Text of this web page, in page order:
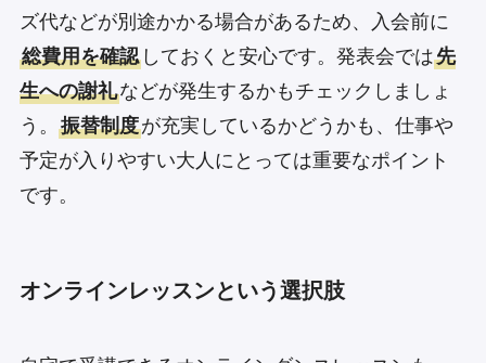
ズ代などが別途かかる場合があるため、入会前に
総費用を確認しておくと安心です。発表会では先
生への謝礼などが発生するかもチェックしましょ
う。 振替制度が充実しているかどうかも、仕事や
予定が入りやすい大人にとっては重要なポイント
です。
オンラインレッスンという選択肢